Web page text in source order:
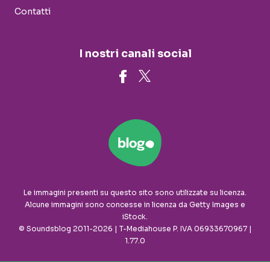
Contatti
I nostri canali social
Le immagini presenti su questo sito sono utilizzate su licenza.
Alcune immagini sono concesse in licenza da Getty Images e
iStock.
© Soundsblog 2011-2026 | T-Mediahouse P. IVA 06933670967 |
1.77.0